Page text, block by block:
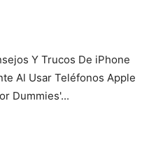
Y Trucos De iPhone
Al Usar Teléfonos Apple
Dummies'...